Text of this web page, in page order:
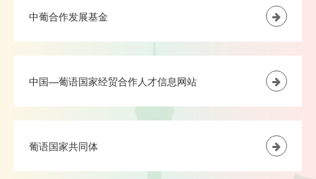
中葡合作发展基金
中国—葡语国家经贸合作人才信息网站
葡语国家共同体